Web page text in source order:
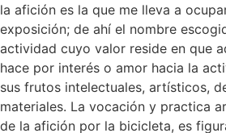
la afición es la que me lleva a
exposición; de ahí el nombre
actividad cuyo valor reside en que
hace por interés o amor hacia la
sus frutos intelectuales, artísticos,
materiales. La vocación y practica
de la afición por la bicicleta, es